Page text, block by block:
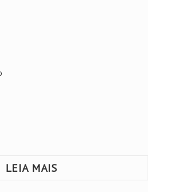
LEIA MAIS